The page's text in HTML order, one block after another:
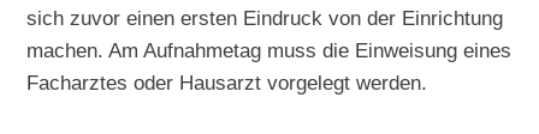
sich zuvor einen ersten Eindruck von der Einrichtung
machen. Am Aufnahmetag muss die Einweisung eines
Facharztes oder Hausarzt vorgelegt werden.